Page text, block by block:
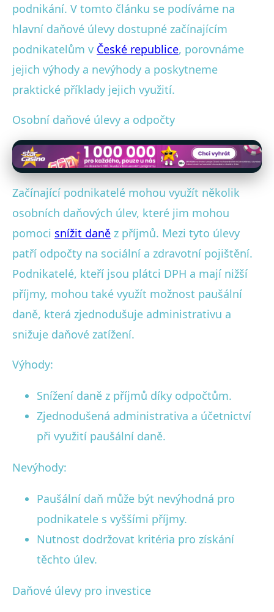
podnikání. V tomto článku se podíváme na
hlavní daňové úlevy dostupné začínajícím
podnikatelům v České republice, porovnáme
jejich výhody a nevýhody a poskytneme
praktické příklady jejich využití.
Osobní daňové úlevy a odpočty
Začínající podnikatelé mohou využít několik
osobních daňových úlev, které jim mohou
pomoci snížit daně z příjmů. Mezi tyto úlevy
patří odpočty na sociální a zdravotní pojištění.
Podnikatelé, kteří jsou plátci DPH a mají nižší
příjmy, mohou také využít možnost paušální
daně, která zjednodušuje administrativu a
snižuje daňové zatížení.
Výhody:
Snížení daně z příjmů díky odpočtům.
Zjednodušená administrativa a účetnictví
při využití paušální daně.
Nevýhody:
Paušální daň může být nevýhodná pro
podnikatele s vyššími příjmy.
Nutnost dodržovat kritéria pro získání
těchto úlev.
Daňové úlevy pro investice